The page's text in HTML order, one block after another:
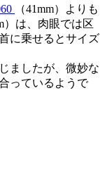
（41mm）よりも
）は、肉眼では区
に乗せるとサイズ
ましたが、微妙な
っているようで